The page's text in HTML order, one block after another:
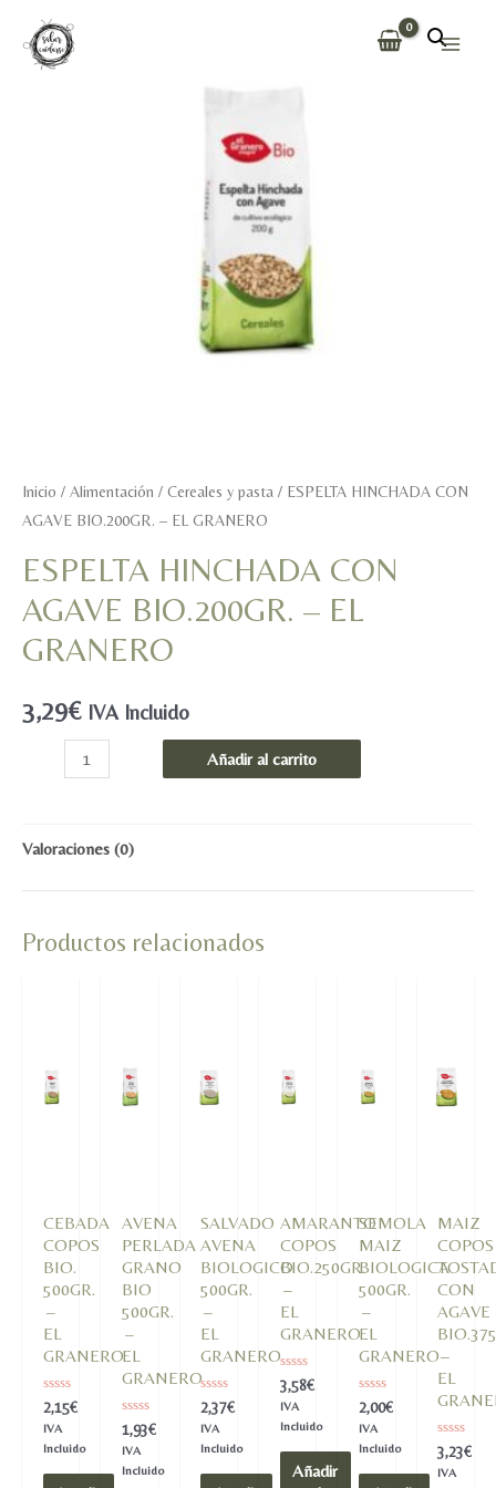
contenido
Inicio / Alimentación / Cereales y pasta / ESPELTA HINCHADA CON
AGAVE BIO.200GR. – EL GRANERO
ESPELTA HINCHADA CON
AGAVE BIO.200GR. – EL
GRANERO
3,29€ IVA Incluido
ESPELTA
HINCHADA
AGAVE
EL
Añadir al carrito
Valoraciones (0)
Productos relacionados
CEBADA
COPOS
BIO.
500GR.
–
EL
GRANERO
Valorado
en
0
de
2,15€
IVA
Incluido
AVENA
PERLADA
GRANO
BIO
500GR.
–
EL
GRANERO
Valorado
en
0
de
1,93€
IVA
Incluido
SALVADO
AVENA
BIOLOGICO
500GR.
–
EL
GRANERO
Valorado
en
0
de
2,37€
IVA
Incluido
AMARANTO
COPOS
BIO.250GR.
–
EL
GRANERO
Valorado
en
0
de
3,58€
IVA
Incluido
Añadir
SEMOLA
MAIZ
BIOLOGICA
500GR.
–
EL
GRANERO
Valorado
en
0
de
2,00€
IVA
Incluido
MAIZ
COPOS
CON
AGAVE
–
EL
Valorado
en
0
3,23€
IVA